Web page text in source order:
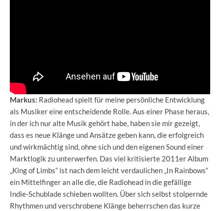
Markus: Radiohead spielt für meine persönliche Entwicklung
als Musiker eine entscheidende Rolle. Aus einer Phase heraus,
in der ich nur alte Musik gehört habe, haben sie mir gezeigt,
dass es neue Klänge und Ansätze geben kann, die erfolgreich
und wirkmächtig sind, ohne sich und den eigenen Sound einer
Marktlogik zu unterwerfen. Das viel kritisierte 2011er Album
„King of Limbs“ ist nach dem leicht verdaulichen „In Rainbows“
ein Mittelfinger an alle die, die Radiohead in die gefällige
Indie-Schublade schieben wollten. Über sich selbst stolpernde
Rhythmen und verschrobene Klänge beherrschen das kurze